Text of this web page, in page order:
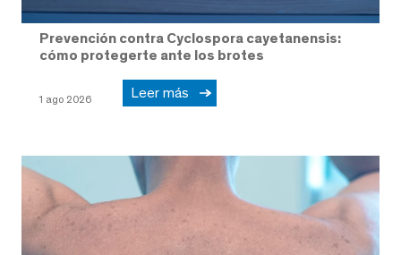
Prevención contra Cyclospora cayetanensis:
cómo protegerte ante los brotes
1 ago 2026 Leer más